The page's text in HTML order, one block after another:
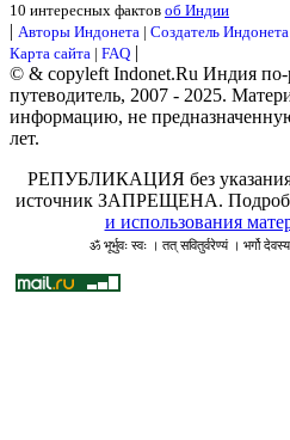
10 интересных фактов об Индии
| Авторы Индонета | Создатель Индонета
Карта сайта | FAQ |
© & copyleft Indonet.Ru Индия
путеводитель, 2007 - 2025.
информацию, не
лет.
РЕПУБЛИКАЦИЯ без указания
источник ЗАПРЕЩЕНА.
и использования
ॐ भूर्भुवः स्वः । तत् सवितुर्वरेण्यं । भर्गो